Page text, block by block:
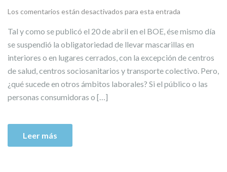
Los comentarios están desactivados para esta entrada
Tal y como se publicó el 20 de abril en el BOE, ése mismo día
se suspendió la obligatoriedad de llevar mascarillas en
interiores o en lugares cerrados, con la excepción de centros
de salud, centros sociosanitarios y transporte colectivo. Pero,
¿qué sucede en otros ámbitos laborales? Si el público o las
personas consumidoras o […]
Leer más